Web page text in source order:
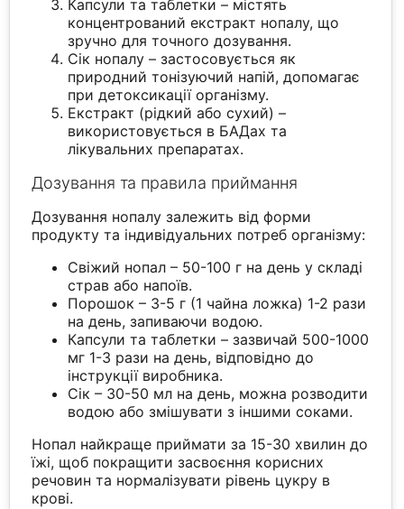
Капсули та таблетки – містять
концентрований екстракт нопалу, що
зручно для точного дозування.
Сік нопалу – застосовується як
природний тонізуючий напій, допомагає
при детоксикації організму.
Екстракт (рідкий або сухий) –
використовується в БАДах та
лікувальних препаратах.
Дозування та правила приймання
Дозування нопалу залежить від форми
продукту та індивідуальних потреб організму:
Свіжий нопал – 50-100 г на день у складі
страв або напоїв.
Порошок – 3-5 г (1 чайна ложка) 1-2 рази
на день, запиваючи водою.
Капсули та таблетки – зазвичай 500-1000
мг 1-3 рази на день, відповідно до
інструкції виробника.
Сік – 30-50 мл на день, можна розводити
водою або змішувати з іншими соками.
Нопал найкраще приймати за 15-30 хвилин до
їжі, щоб покращити засвоєння корисних
речовин та нормалізувати рівень цукру в
крові.